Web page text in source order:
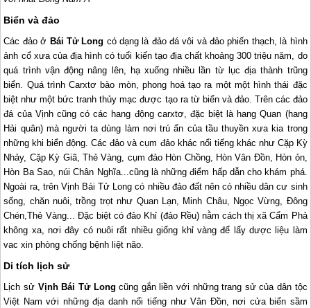
Biển và đảo
Các đảo ở Bái Tử Long có dạng là đảo đá vôi và đảo phiến thạch, là hình
ảnh cổ xưa của địa hình có tuổi kiến tạo địa chất khoảng 300 triệu năm, do
quá trình vận động nâng lên, hạ xuống nhiều lần từ lục địa thành trũng
biển. Quá trình Carxtơ bào mòn, phong hoá tạo ra một một hình thái đặc
biệt như một bức tranh thủy mạc được tạo ra từ biển và đảo. Trên các đảo
đá của Vịnh cũng có các hang động carxtơ, đặc biệt là hang Quan (hang
Hải quân) mà người ta dùng làm nơi trú ẩn của tầu thuyền xưa kia trong
những khi biển động. Các đảo và cụm đảo khác nổi tiếng khác như Cặp Kỳ
Nhảy, Cặp Kỳ Giã, Thẻ Vàng, cụm đảo Hòn Chồng, Hòn Vân Đồn, Hòn ỏn,
Hòn Ba Sao, núi Chân Nghĩa...cũng là những điểm hấp dẫn cho khám phá.
Ngoài ra, trên Vịnh Bái Tử Long có nhiều đảo đất nên có nhiều dân cư sinh
sống, chăn nuôi, trồng trọt như Quan Lạn, Minh Châu, Ngọc Vừng, Đông
Chén,Thẻ Vàng... Đặc biệt có đảo Khỉ (đảo Rều) nằm cách thị xã Cẩm Phả
không xa, nơi đây có nuôi rất nhiều giống khỉ vàng để lấy dược liệu làm
vac xin phòng chống bệnh liệt não.
Di tích lịch sử
Lịch sử Vịnh Bái Tử Long cũng gắn liền với những trang sử của dân tộc
Việt Nam với những địa danh nổi tiếng như Vân Đồn, nơi cửa biển sầm